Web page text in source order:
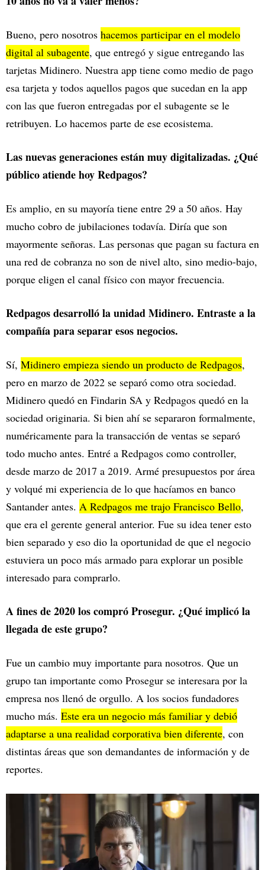
Bueno, pero nosotros hacemos participar en el modelo
digital al subagente, que entregó y sigue entregando las
tarjetas Midinero. Nuestra app tiene como medio de pago
esa tarjeta y todos aquellos pagos que sucedan en la app
con las que fueron entregadas por el subagente se le
retribuyen. Lo hacemos parte de ese ecosistema.
Las nuevas generaciones están muy digitalizadas. ¿Qué
público atiende hoy Redpagos?
Es amplio, en su mayoría tiene entre 29 a 50 años. Hay
mucho cobro de jubilaciones todavía. Diría que son
mayormente señoras. Las personas que pagan su factura en
una red de cobranza no son de nivel alto, sino medio-bajo,
porque eligen el canal físico con mayor frecuencia.
Redpagos desarrolló la unidad Midinero. Entraste a la
compañía para separar esos negocios.
Sí, Midinero empieza siendo un producto de Redpagos,
pero en marzo de 2022 se separó como otra sociedad.
Midinero quedó en Findarin SA y Redpagos quedó en la
sociedad originaria. Si bien ahí se separaron formalmente,
numéricamente para la transacción de ventas se separó
todo mucho antes. Entré a Redpagos como controller,
desde marzo de 2017 a 2019. Armé presupuestos por área
y volqué mi experiencia de lo que hacíamos en banco
Santander antes. A Redpagos me trajo Francisco Bello,
que era el gerente general anterior. Fue su idea tener esto
bien separado y eso dio la oportunidad de que el negocio
estuviera un poco más armado para explorar un posible
interesado para comprarlo.
A fines de 2020 los compró Prosegur. ¿Qué implicó la
llegada de este grupo?
Fue un cambio muy importante para nosotros. Que un
grupo tan importante como Prosegur se interesara por la
empresa nos llenó de orgullo. A los socios fundadores
mucho más. Este era un negocio más familiar y debió
adaptarse a una realidad corporativa bien diferente, con
distintas áreas que son demandantes de información y de
reportes.